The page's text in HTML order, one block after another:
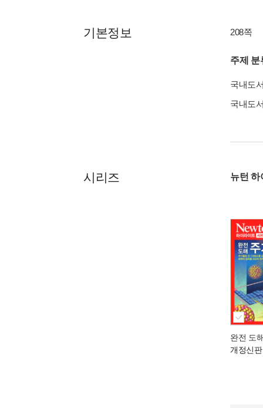
기본정보 208쪽
주제 분
국내도
국내도
시리즈 뉴턴
완전 도
개정신판